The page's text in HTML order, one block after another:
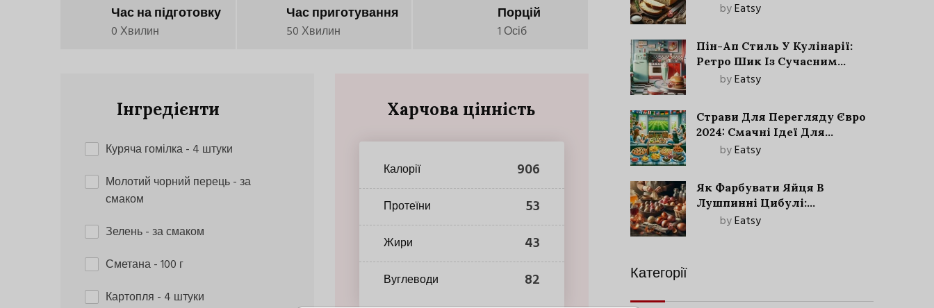
Час на підготовку
0 Хвилин
Час приготування
50 Хвилин
Порцій
1 Осіб
Інгредієнти
Куряча гомілка- 4 штуки
Молотий чорний перець- за
смаком
Зелень- за смаком
Сметана- 100 г
Картопля - 4 штуки
Харчова цінність
Калорії 906
Протеїни 53
Жири 43
Вуглеводи 82
Запашний Хліб!
byEatsy
Пін-Ап Стиль У Кулінарії:
Ретро Шик Із Сучасним
Акцентом
byEatsy
Страви Для Перегляду Євро
2024: Смачні Ідеї Для
Футбольного Свята
byEatsy
Як Фарбувати Яйця В
Лушпинні Цибулі:
Старовинний Метод З
byEatsy
Категорії